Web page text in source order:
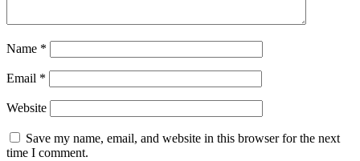
Name *
Email *
Website
Save my name, email, and website in this browser for the next
time I comment.